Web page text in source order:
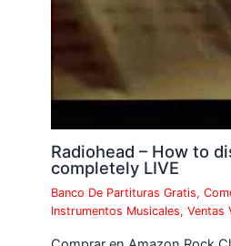
Radiohead – How to
completely LIVE
Banco De Partituras Gratis,
Instrumentos Musicales,Ventas